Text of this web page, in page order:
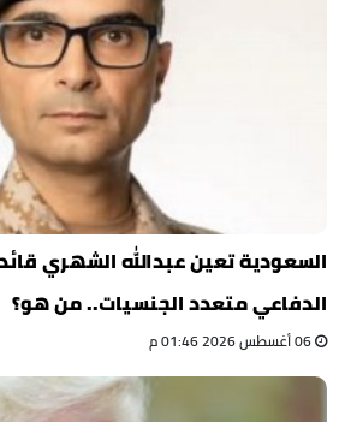
السعودية تعين عبدالله الشهري
الدفاعي متعدد الجنسيات.. من هو؟